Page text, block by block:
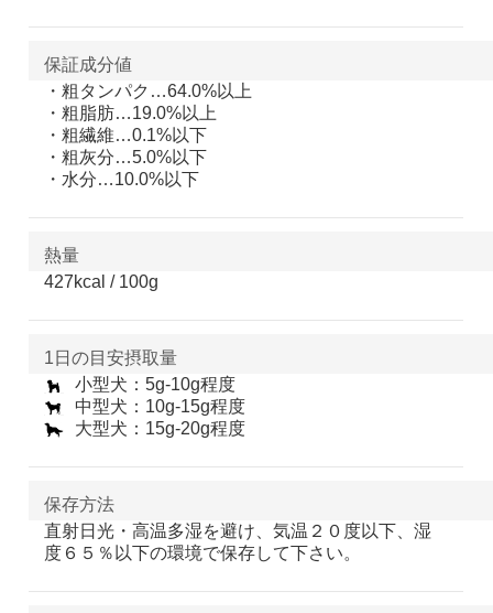
保証成分値
・粗タンパク…64.0%以上
・粗脂肪…19.0%以上
・粗繊維…0.1%以下
・粗灰分…5.0%以下
・水分…10.0%以下
熱量
427kcal / 100g
1日の目安摂取量
小型犬：5g-10g程度
中型犬：10g-15g程度
大型犬：15g-20g程度
保存方法
直射日光・高温多湿を避け、気温２０度以下、湿
度６５％以下の環境で保存して下さい。